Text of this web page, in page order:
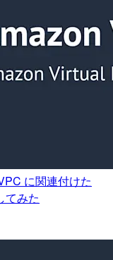
に関連付けた
てみた